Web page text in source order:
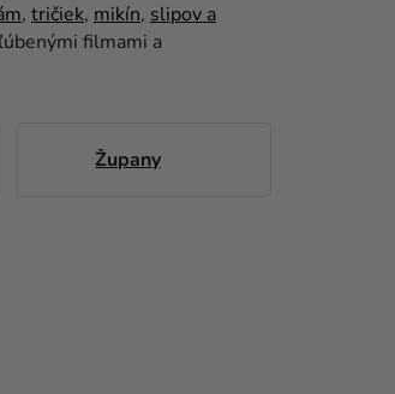
, tričiek, mikín, slipov a
filmami a
Župany